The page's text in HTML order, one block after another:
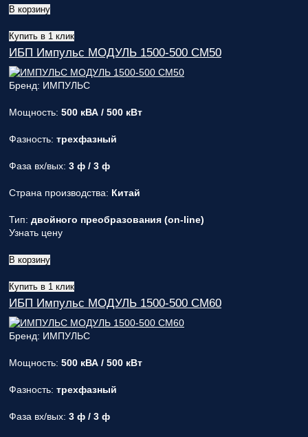
В корзину
Купить в 1 клик
ИБП Импульс МОДУЛЬ 1500-500 СМ50
Бренд: ИМПУЛЬС
Мощность: 500 кВА / 500 кВт
Фазность: трехфазный
Фаза вх/вых: 3 ф / 3 ф
Страна производства: Китай
Тип: двойного преобразования (on-line)
Узнать цену
В корзину
Купить в 1 клик
ИБП Импульс МОДУЛЬ 1500-500 СМ60
Бренд: ИМПУЛЬС
Мощность: 500 кВА / 500 кВт
Фазность: трехфазный
Фаза вх/вых: 3 ф / 3 ф